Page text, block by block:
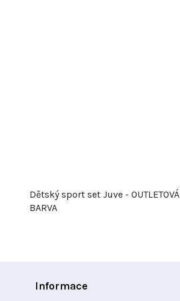
Dětský sport set Juve - OUTLETOVÁ
BARVA
Informace